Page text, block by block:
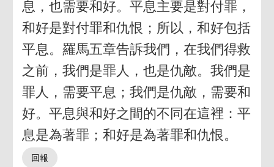
息，也需要和好。平息主要是對付罪，
和好是對付罪和仇恨；所以，和好包括
平息。羅馬五章告訴我們，在我們得救
之前，我們是罪人，也是仇敵。我們是
罪人，需要平息；我們是仇敵，需要和
好。平息與和好之間的不同在這裡：平
息是為著罪；和好是為著罪和仇恨。